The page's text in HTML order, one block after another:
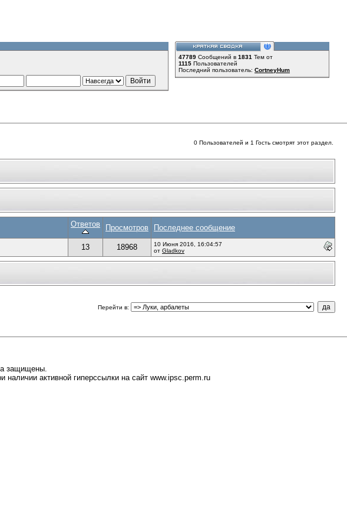
47789 Сообщений в 1831 Тем от
1115 Пользователей
Последний пользователь: CortneyHum
0 Пользователей и 1 Гость смотрят этот раздел.
Ответов Просмотров Последнее сообщение
13 18968
10 Июня 2016, 16:04:57
от Gladkov
Перейти в:
защищены.
активной гиперссылки на сайт www.ipsc.perm.ru